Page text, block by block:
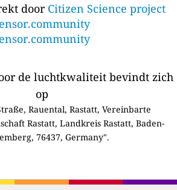
door Citizen Science project
de luchtkwaliteit bevindt zich
op
Rauental, Rastatt, Vereinbarte
Rastatt, Landkreis Rastatt, Baden-
76437, Germany".